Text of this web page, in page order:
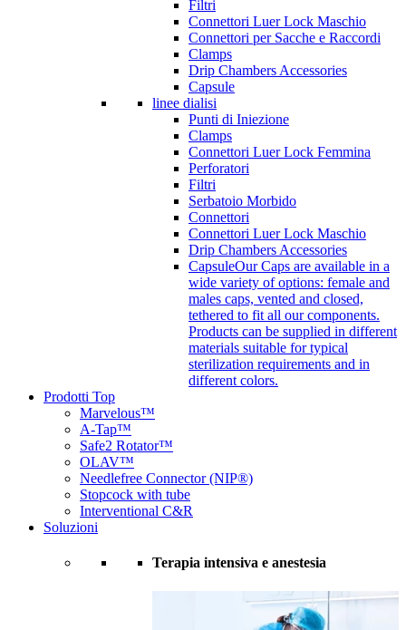
Filtri
Connettori Luer Lock Maschio
Connettori per Sacche e Raccordi
Clamps
Drip Chambers Accessories
Capsule
linee dialisi
Punti di Iniezione
Clamps
Connettori Luer Lock Femmina
Perforatori
Filtri
Serbatoio Morbido
Connettori
Connettori Luer Lock Maschio
Drip Chambers Accessories
CapsuleOur Caps are available in a
wide variety of options: female and
males caps, vented and closed,
tethered to fit all our components.
Products can be supplied in different
materials suitable for typical
sterilization requirements and in
different colors.
Prodotti Top
Marvelous™
A-Tap™
Safe2 Rotator™
OLAV™
Needlefree Connector (NIP®)
Stopcock with tube
Interventional C&R
Soluzioni
Terapia intensiva e anestesia